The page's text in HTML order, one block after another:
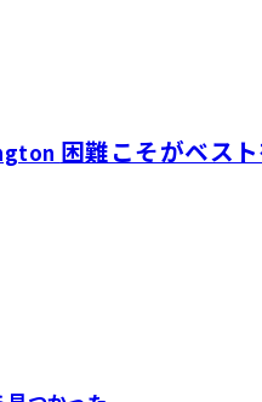
困難こそがベス